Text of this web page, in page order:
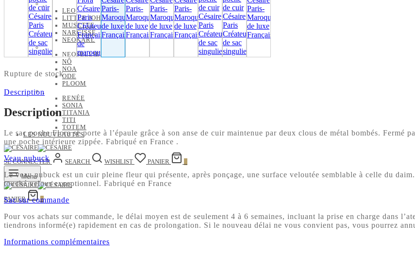
LEO
LITTLE JOH
MUSETTE
NARCISSE
NEOKARL
NEOSELLIER
NÔ
NOA
ODE
PLOOM
RENÉE
SONIA
TITANIA
TITI
TOTEM
LES NOUVEAUTÉS
SE CONNECTER SEARCH WISHLIST PANIER
Menu
PANIER 0
Rupture de stock
Description
Description
Le sac poche Flora se porte à l’épaule grâce à son anse de cuir maintenue par deux clous de métal bombés. Fermé
une poche intérieure zippée. Fabriqué en France .
Veau nubuck
Le veau nubuck est un cuir pleine fleur qui présente, après ponçage, une surface veloutée semblable à celle du
touché velour exceptionnel. Fabriqué en France
Sac sur commande
Pour vos achats sur commande, le délai moyen est de seulement 4 à 6 semaines, incluant la prise en charge dans
tiendrons informé(e) rapidement en cas de prolongation. Si le nouveau délai ne vous convient pas, vous pourrez
Informations complémentaires